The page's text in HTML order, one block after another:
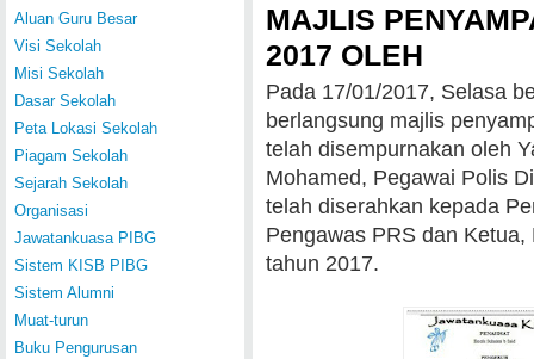
MAJLIS
2017 OLEH
Pada 17/01/2017, Selasa
berlangsung majlis
telah disempurnakan oleh
Mohamed, Pegawai Polis
telah diserahkan kepada
Pengawas PRS dan
tahun 2017.
Aluan Guru Besar
Visi Sekolah
Misi Sekolah
Dasar Sekolah
Peta Lokasi Sekolah
Piagam Sekolah
Sejarah Sekolah
Organisasi
Jawatankuasa PIBG
Sistem KISB PIBG
Sistem Alumni
Muat-turun
Buku Pengurusan